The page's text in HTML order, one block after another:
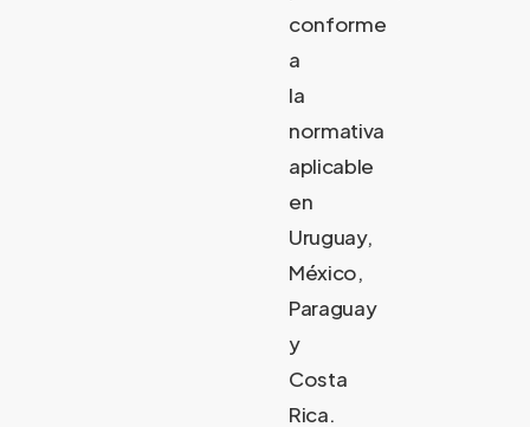
conforme
a
la
normativa
aplicable
en
Uruguay,
México,
Paraguay
y
Costa
Rica.